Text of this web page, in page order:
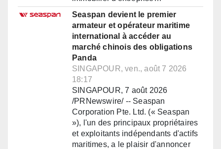
Seaspan devient le premier
armateur et opérateur maritime
international à accéder au
marché chinois des obligations
Panda
SINGAPOUR, ven., août 7 2026
18:17
SINGAPOUR, 7 août 2026
/PRNewswire/ -- Seaspan
Corporation Pte. Ltd. (« Seaspan
»), l'un des principaux propriétaires
et exploitants indépendants d'actifs
maritimes, a le plaisir d'annoncer